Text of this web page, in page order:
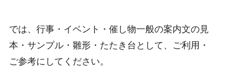
では、行事・イベント・催し物一般の案内文の見
本・サンプル・雛形・たたき台として、ご利用・
ご参考にしてください。